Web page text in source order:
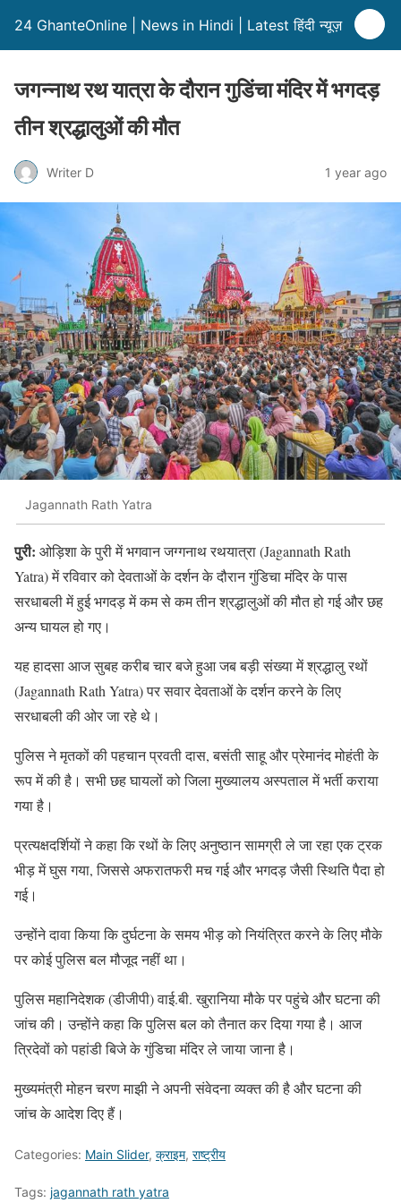
24 GhanteOnline | News in Hindi | Latest हिंदी न्यूज़
जगन्नाथ रथ यात्रा के दौरान गुडिंचा मंदिर में भगदड़
तीन श्रद्धालुओं की मौत
Writer D 1 year ago
Jagannath Rath Yatra
पुरी: ओड़िशा के पुरी में भगवान जग्गनाथ रथयात्रा (Jagannath Rath
Yatra) में रविवार को देवताओं के दर्शन के दौरान गुंडिचा मंदिर के पास
सरधाबली में हुई भगदड़ में कम से कम तीन श्रद्धालुओं की मौत हो गई और छह
अन्य घायल हो गए।
यह हादसा आज सुबह करीब चार बजे हुआ जब बड़ी संख्या में श्रद्धालु रथों
(Jagannath Rath Yatra) पर सवार देवताओं के दर्शन करने के लिए
सरधाबली की ओर जा रहे थे।
पुलिस ने मृतकों की पहचान प्रवती दास, बसंती साहू और प्रेमानंद मोहंती के
रूप में की है। सभी छह घायलों को जिला मुख्यालय अस्पताल में भर्ती कराया
गया है।
प्रत्यक्षदर्शियों ने कहा कि रथों के लिए अनुष्ठान सामग्री ले जा रहा एक ट्रक
भीड़ में घुस गया, जिससे अफरातफरी मच गई और भगदड़ जैसी स्थिति पैदा हो
गई।
उन्होंने दावा किया कि दुर्घटना के समय भीड़ को नियंत्रित करने के लिए मौके
पर कोई पुलिस बल मौजूद नहीं था।
पुलिस महानिदेशक (डीजीपी) वाई.बी. खुरानिया मौके पर पहुंचे और घटना की
जांच की। उन्होंने कहा कि पुलिस बल को तैनात कर दिया गया है। आज
त्रिदेवों को पहांडी बिजे के गुंडिचा मंदिर ले जाया जाना है।
मुख्यमंत्री मोहन चरण माझी ने अपनी संवेदना व्यक्त की है और घटना की
जांच के आदेश दिए हैं।
Categories: Main Slider, क्राइम, राष्ट्रीय
Tags: jagannath rath yatra